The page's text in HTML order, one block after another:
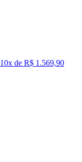
10x de R$ 1.569,90